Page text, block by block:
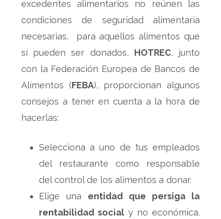
excedentes alimentarios no reúnen las
condiciones de seguridad alimentaria
necesarias, para aquellos alimentos que
sí pueden ser donados, HOTREC, junto
con la Federación Europea de Bancos de
Alimentos (FEBA), proporcionan algunos
consejos a tener en cuenta a la hora de
hacerlas:
Selecciona a uno de tus empleados
del restaurante como responsable
del control de los alimentos a donar.
Elige una entidad que persiga la
rentabilidad social y no económica.